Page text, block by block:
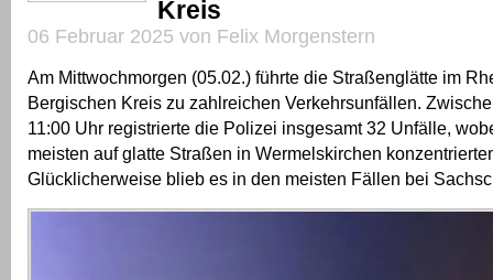
Kreis
06 Februar 2025 von Felix Morgenstern
Am Mittwochmorgen (05.02.) führte die Straßenglätte im
Bergischen Kreis zu zahlreichen Verkehrsunfällen.
11:00 Uhr registrierte die Polizei insgesamt 32 Unfälle,
meisten auf glatte Straßen in Wermelskirchen
Glücklicherweise blieb es in den meisten Fällen bei